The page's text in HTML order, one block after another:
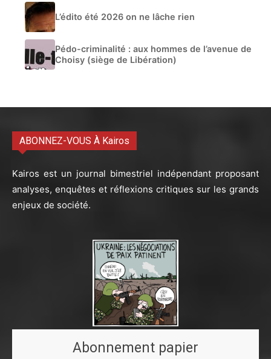
L’édito été 2026 on ne lâche rien
Pédo-criminalité : aux hommes de l’avenue de
Choisy (siège de Libération)
ABONNEZ-VOUS À Kairos
Kairos est un journal bimestriel indépendant proposant
analyses, enquêtes et réflexions critiques sur les grands
enjeux de société.
Abonnement papier